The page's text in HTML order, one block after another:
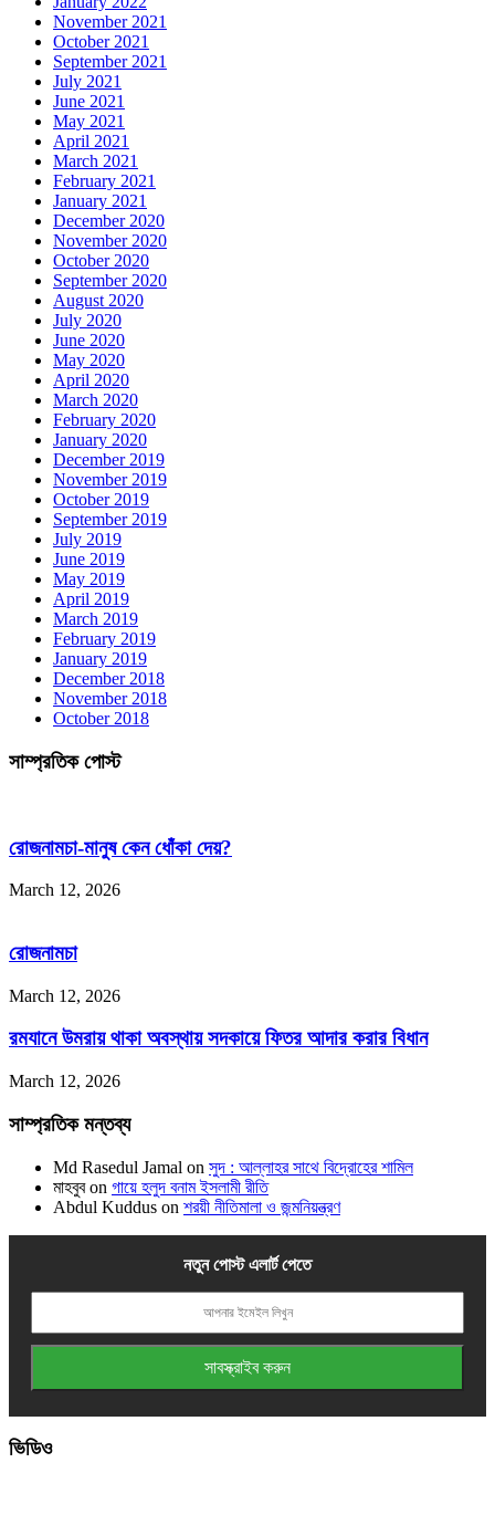
November 2021
October 2021
September 2021
July 2021
June 2021
May 2021
April 2021
March 2021
February 2021
January 2021
December 2020
November 2020
October 2020
September 2020
August 2020
July 2020
June 2020
May 2020
April 2020
March 2020
February 2020
January 2020
December 2019
November 2019
October 2019
September 2019
July 2019
June 2019
May 2019
April 2019
March 2019
February 2019
January 2019
December 2018
November 2018
October 2018
সাম্প্রতিক পোস্ট
রোজনামচা-মানুষ কেন ধোঁকা দেয়?
March 12, 2026
রোজনামচা
March 12, 2026
রমযানে উমরায় থাকা অবস্থায় সদকায়ে ফিতর আদার করার বিধান
March 12, 2026
সাম্প্রতিক মন্তব্য
Md Rasedul Jamal on সুদ : আল্লাহর সাথে বিদ্রোহের শামিল
মাহবুবon গায়ে হলুদ বনাম ইসলামী রীতি
Abdul Kuddus on শরয়ী নীতিমালা ও জন্মনিয়ন্ত্রণ
নতুন পোস্ট এলার্ট পেতে
ভিডিও